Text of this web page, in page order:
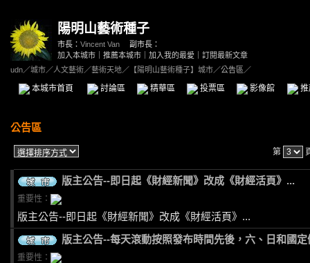
陽明山藝術種子
市長： Vincent Van
副市長：
加入本城市
推薦本城市 加入我的最愛
訂閱最新文章
udn／城市／人文藝術／藝術天地／ 【陽明山藝術種子】城市／公告區／
本城市首頁 討論區 精華區 投票區 影像館
公告區
第
版主公告--即日起《財經新聞》改成《財經活頁》...
重要性：
版主公告--即日起《財經新聞》改成《財經活頁》...
版主公告--每天滾動按照發布時間先後，六、日和國
重要性：